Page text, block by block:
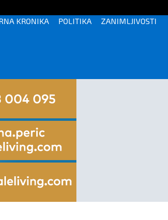
KRONIKA POLITIKA ZANIMLJIVOSTI